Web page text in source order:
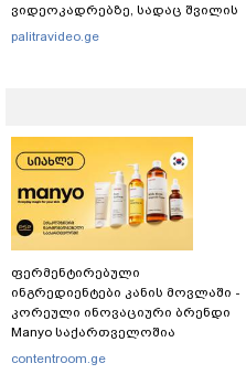
ვიდეოკადრებზე, სადაც შვილის
განწირული ვედრების ხმა
palitravideo.ge
ფერმენტირებული
ინგრედიენტები კანის მოვლაში -
კორეული ინოვაციური ბრენდი
Manyo საქართველოშია
contentroom.ge